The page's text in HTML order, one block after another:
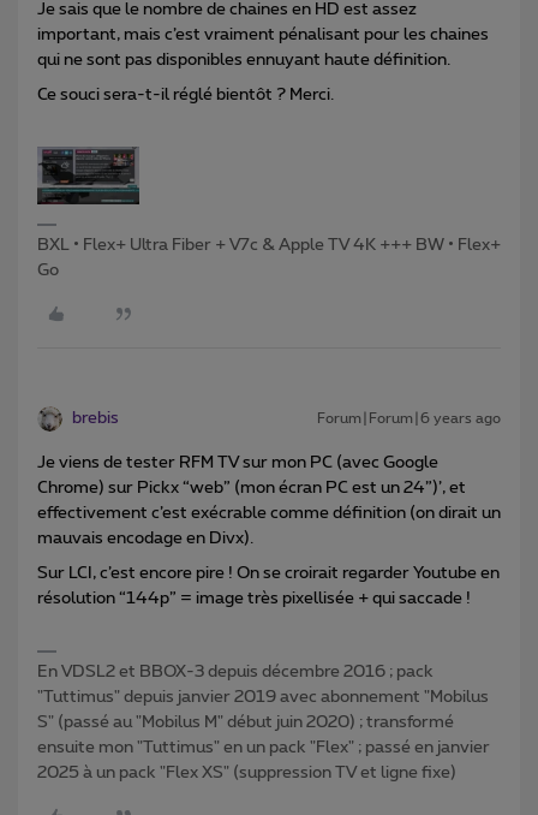
Je sais que le nombre de chaines en HD est assez
important, mais c’est vraiment pénalisant pour les chaines
qui ne sont pas disponibles ennuyant haute définition.
Ce souci sera-t-il réglé bientôt ? Merci.
BXL • Flex+ Ultra Fiber + V7c & Apple TV 4K +++ BW • Flex+
Go
brebis Forum|Forum|6 years ago
Je viens de tester RFM TV sur mon PC (avec Google
Chrome) sur Pickx “web” (mon écran PC est un 24”)’, et
effectivement c’est exécrable comme définition (on dirait un
mauvais encodage en Divx).
Sur LCI, c’est encore pire ! On se croirait regarder Youtube en
résolution “144p” = image très pixellisée + qui saccade !
En VDSL2 et BBOX-3 depuis décembre 2016 ; pack
"Tuttimus" depuis janvier 2019 avec abonnement "Mobilus
S" (passé au "Mobilus M" début juin 2020) ; transformé
ensuite mon "Tuttimus" en un pack "Flex" ; passé en janvier
2025 à un pack "Flex XS" (suppression TV et ligne fixe)